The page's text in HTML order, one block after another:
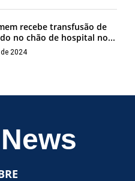
recebe transfusão de
no chão de hospital no...
2024